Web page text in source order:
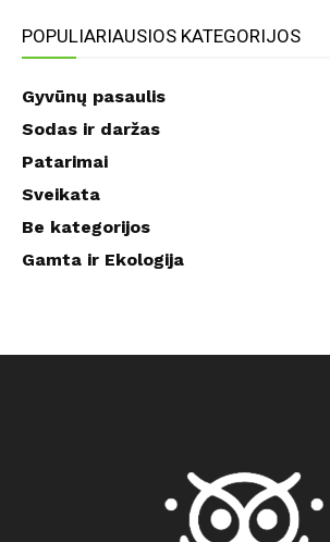
POPULIARIAUSIOS KATEGORIJOS
Gyvūnų pasaulis
Sodas ir daržas
Patarimai
Sveikata
Be kategorijos
Gamta ir Ekologija